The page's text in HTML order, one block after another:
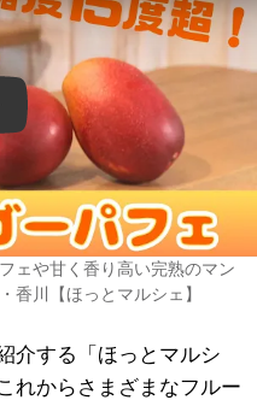
ェや甘く香り高い完熟のマン
川【ほっとマルシェ】
介する「ほっとマルシ
れからさまざまなフルー